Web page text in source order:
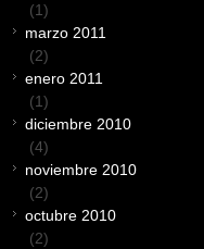
(1)
marzo 2011
(2)
enero 2011
(1)
diciembre 2010
(4)
noviembre 2010
(2)
octubre 2010
(2)